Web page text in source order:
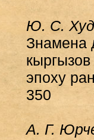
Ю. С.
Знамена
эпоху
350
А. Г.